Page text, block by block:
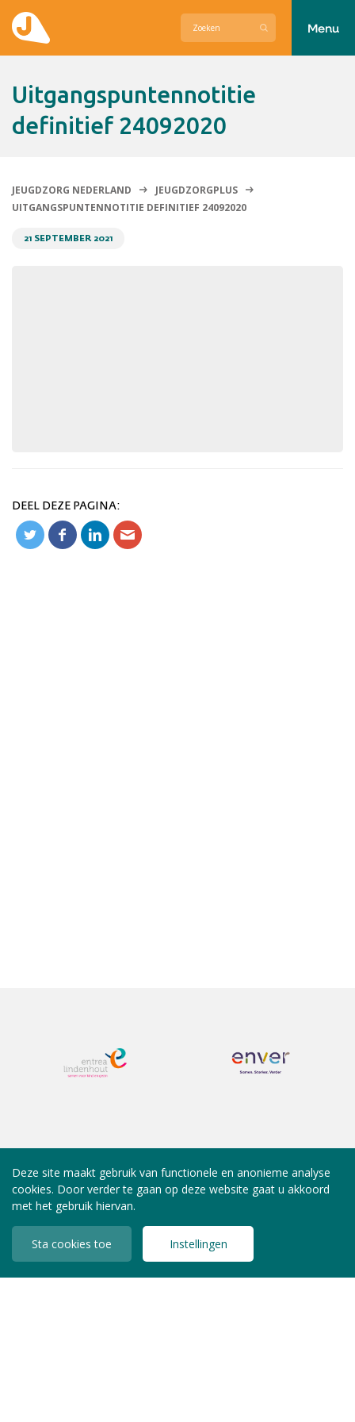
Hier zetten wij ons voor in
Contact
Menu
Uitgangspuntennotitie
definitief 24092020
JEUGDZORG NEDERLAND
JEUGDZORGPLUS
UITGANGSPUNTENNOTITIE DEFINITIEF 24092020
21 SEPTEMBER 2021
DEEL DEZE PAGINA:
Deze site maakt gebruik van functionele en anonieme analyse
cookies. Door verder te gaan op deze website gaat u akkoord
met het gebruik hiervan.
Sta cookies toe Instellingen